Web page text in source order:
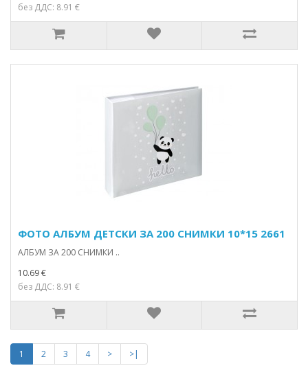
без ДДС: 8.91 €
ФОТО АЛБУМ ДЕТСКИ ЗА 200 СНИМКИ 10*15 2661
АЛБУМ ЗА 200 СНИМКИ ..
10.69 €
без ДДС: 8.91 €
1 2 3 4 >
>|